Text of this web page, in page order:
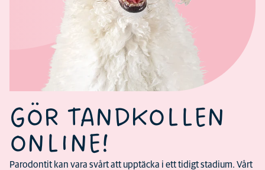
GÖR TANDKOLLEN
ONLINE!
Parodontit kan vara svårt att upptäcka i ett tidigt stadium. Vårt